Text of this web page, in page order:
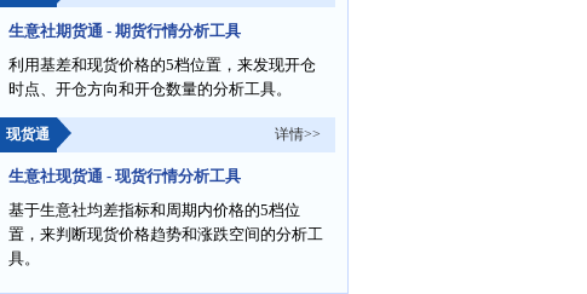
生意社期货通 - 期货行情分析工具
利用基差和现货价格的5档位置，来发现开仓
时点、开仓方向和开仓数量的分析工具。
现货通 详情>>
生意社现货通 - 现货行情分析工具
基于生意社均差指标和周期内价格的5档位
置，来判断现货价格趋势和涨跌空间的分析工
具。